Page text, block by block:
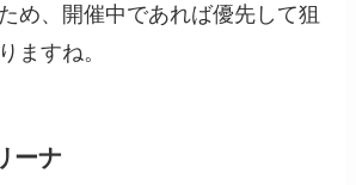
め、開催中であれば優先して狙
ますね。
ーナ